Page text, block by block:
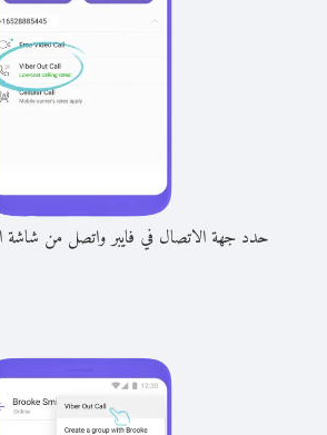
حدد جهة الاتصال في فايبر واتصل من شاشة